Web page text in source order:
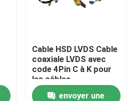
Cable HSD LVDS Cable
coaxiale LVDS avec
code 4Pin C à K pour
les câbles
automobiles
envoyer une